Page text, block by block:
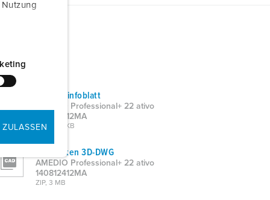
Produktinfoblatt
AMEDIO Professional+ 22 ativo
140812412MA
PDF, 487 KB
CAD-Daten 3D-DWG
AMEDIO Professional+ 22 ativo
140812412MA
ZIP, 3 MB